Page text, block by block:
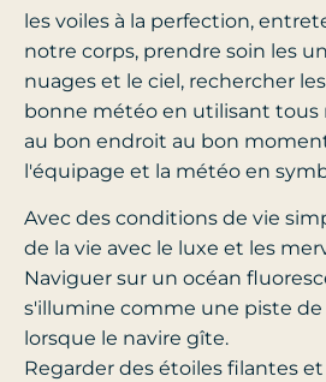
les voiles à la perfection,
notre corps, prendre soin les
nuages et le ciel, rechercher
bonne météo en utilisant tous
au bon endroit au bon
l'équipage et la météo en
Avec des conditions de vie
de la vie avec le luxe et les
Naviguer sur un océan
s'illumine comme une piste
lorsque le navire gîte.
Regarder des étoiles filantes